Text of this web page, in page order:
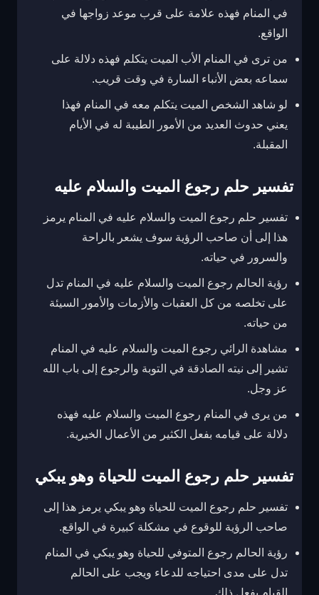
في المنام فهذه علامة على قرب موعد زواجها في
الواقع.
من ترى في المنام الأب الميت يتكلم فهذه دلالة على
سماعه بعض الأنباء السارة في وقت قريب.
لو شاهد الشخص الميت يتكلم معه في المنام فهذا
يعني حدوث العديد من الأمور الطيبة له في الأيام
المقبلة.
تفسير حلم رجوع الميت والسلام عليه
تفسير حلم رجوع الميت والسلام عليه في المنام يرمز
هذا إلى أن صاحب الرؤية سوف يشعر بالراحة
والسرور في حياته.
رؤية الحالم رجوع الميت والسلام عليه في المنام تدل
على تخلصه من كل العقبات والأزمات والأمور السيئة
من حياته.
مشاهدة الرائي رجوع الميت والسلام عليه في المنام
تشير إلى نيته الصادقة في التوبة والرجوع إلى باب الله
عز وجل.
من يرى في المنام رجوع الميت والسلام عليه فهذه
دلالة على قيامه بفعل الكثير من الأعمال الخيرية.
تفسير حلم رجوع الميت للحياة وهو يبكي
تفسير حلم رجوع الميت للحياة وهو يبكي يرمز هذا إلى
صاحب الرؤية للوقوع في مشكلة كبيرة في الواقع.
رؤية الحالم رجوع المتوفي للحياة وهو يبكي في المنام
تدل على مدى احتياجه للدعاء ويجب على الحالم
القيام بفعل ذلك.